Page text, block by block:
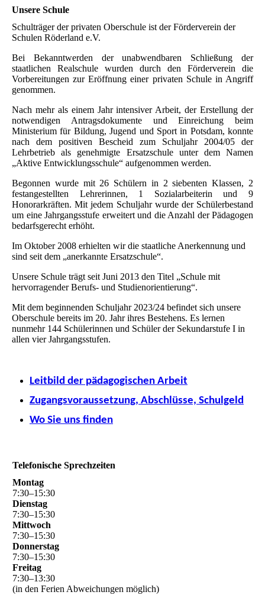
Unsere Schule
Schulträger der privaten Oberschule ist der Förderverein der
Schulen Röderland e.V.
Bei Bekanntwerden der unabwendbaren Schließung der
staatlichen Realschule wurden durch den Förderverein die
Vorbereitungen zur Eröffnung einer privaten Schule in Angriff
genommen.
Nach mehr als einem Jahr intensiver Arbeit, der Erstellung der
notwendigen Antragsdokumente und Einreichung beim
Ministerium für Bildung, Jugend und Sport in Potsdam, konnte
nach dem positiven Bescheid zum Schuljahr 2004/05 der
Lehrbetrieb als genehmigte Ersatzschule unter dem Namen
„Aktive Entwicklungsschule“ aufgenommen werden.
Begonnen wurde mit 26 Schülern in 2 siebenten Klassen, 2
festangestellten Lehrerinnen, 1 Sozialarbeiterin und 9
Honorarkräften. Mit jedem Schuljahr wurde der Schülerbestand
um eine Jahrgangsstufe erweitert und die Anzahl der Pädagogen
bedarfsgerecht erhöht.
Im Oktober 2008 erhielten wir die staatliche Anerkennung und
sind seit dem „anerkannte Ersatzschule“.
Unsere Schule trägt seit Juni 2013 den Titel „Schule mit
hervorragender Berufs- und Studienorientierung“.
Mit dem beginnenden Schuljahr 2023/24 befindet sich unsere
Oberschule bereits im 20. Jahr ihres Bestehens. Es lernen
nunmehr 144 Schülerinnen und Schüler der Sekundarstufe I in
allen vier Jahrgangsstufen.
Leitbild der pädagogischen Arbeit
Zugangsvoraussetzung, Abschlüsse, Schulgeld
Wo Sie uns finden
Telefonische Sprechzeiten
Montag
7:30–15:30
Dienstag
7:30–15:30
Mittwoch
7:30–15:30
Donnerstag
7:30–15:30
Freitag
7:30–13:30
(in den Ferien Abweichungen möglich)